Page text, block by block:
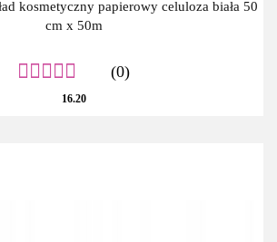
kosmetyczny papierowy celuloza biała 50
cm x 50m
(0)
16.20